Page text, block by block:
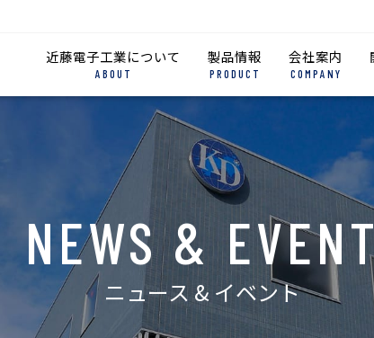
近藤電子工業について
ABOUT
製品情報
PRODUCT
会社案内
COMPANY
NEWS &
ニュース & イベント